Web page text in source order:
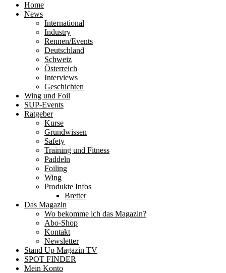
Home
News
International
Industry
Rennen/Events
Deutschland
Schweiz
Österreich
Interviews
Geschichten
Wing und Foil
SUP-Events
Ratgeber
Kurse
Grundwissen
Safety
Training und Fitness
Paddeln
Foiling
Wing
Produkte Infos
Bretter
Das Magazin
Wo bekomme ich das Magazin?
Abo-Shop
Kontakt
Newsletter
Stand Up Magazin TV
SPOT FINDER
Mein Konto